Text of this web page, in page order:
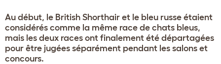
Au début, le British Shorthair et le bleu russe étaient
considérés comme la même race de chats bleus,
mais les deux races ont finalement été départagées
pour être jugées séparément pendant les salons et
concours.